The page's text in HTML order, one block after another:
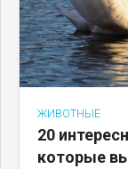
ЖИВОТНЫЕ
20
которые